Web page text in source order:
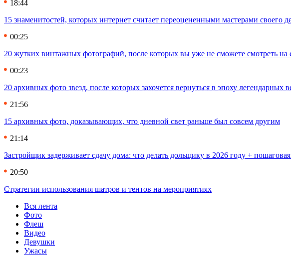
18:44
15 знаменитостей, которых интернет считает переоцененными мастерами своего
00:25
20 жутких винтажных фотографий, после которых вы уже не сможете смотреть на
00:23
20 архивных фото звезд, после которых захочется вернуться в эпоху легендарных
21:56
15 архивных фото, доказывающих, что дневной свет раньше был совсем другим
21:14
Застройщик задерживает сдачу дома: что делать дольщику в 2026 году +
20:50
Стратегии использования шатров и тентов на мероприятиях
Вся лента
Фото
Флеш
Видео
Девушки
Ужасы